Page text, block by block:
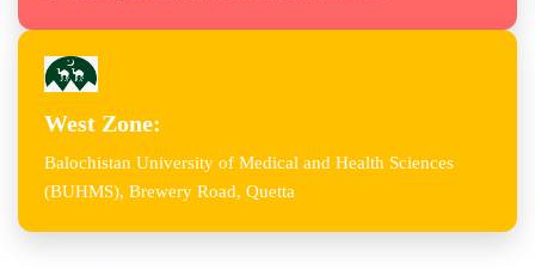
West Zone:
Balochistan University of Medical and Health Sciences
(BUHMS), Brewery Road, Quetta